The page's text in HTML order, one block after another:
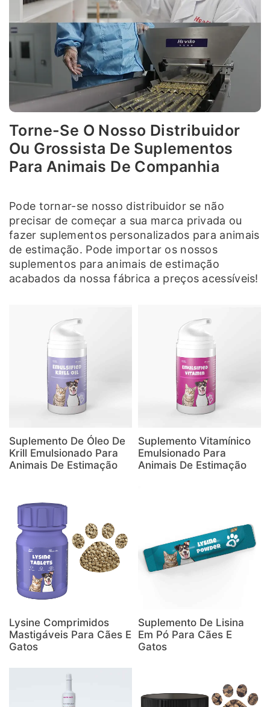
Torne-Se O Nosso Distribuidor
Ou Grossista De Suplementos
Para Animais De Companhia
Pode tornar-se nosso distribuidor se não
precisar de começar a sua marca privada ou
fazer suplementos personalizados para animais
de estimação. Pode importar os nossos
suplementos para animais de estimação
acabados da nossa fábrica a preços acessíveis!
Suplemento De Óleo De
Krill Emulsionado Para
Animais De Estimação
Suplemento Vitamínico
Emulsionado Para
Animais De Estimação
Lysine Comprimidos
Mastigáveis Para Cães E
Gatos
Suplemento De Lisina
Em Pó Para Cães E
Gatos